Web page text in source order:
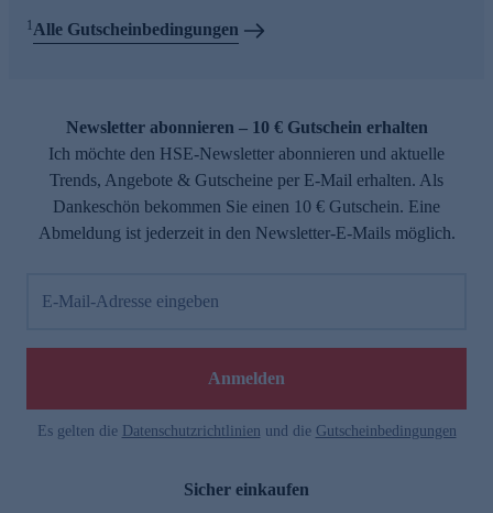
1Alle Gutscheinbedingungen
Newsletter abonnieren – 10 € Gutschein erhalten
Ich möchte den HSE-Newsletter abonnieren und aktuelle
Trends, Angebote & Gutscheine per E-Mail erhalten. Als
Dankeschön bekommen Sie einen 10 € Gutschein. Eine
Abmeldung ist jederzeit in den Newsletter-E-Mails möglich.
E-Mail-Adresse eingeben
Anmelden
Es gelten die Datenschutzrichtlinien und die Gutscheinbedingungen
Sicher einkaufen